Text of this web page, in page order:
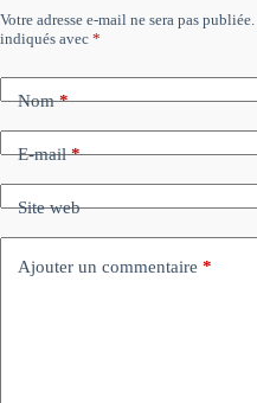
Votre adresse e-mail ne sera pas publiée.
indiqués avec *
Nom*
E-mail*
Site web
Ajouter un commentaire *